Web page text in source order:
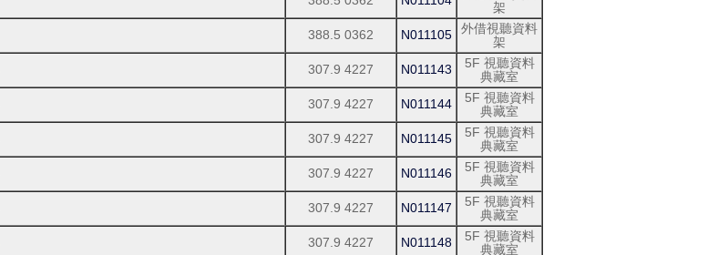
架
388.5 0362 N011105
外借視聽資料
架
307.9 4227 N011143
5F 視聽資料
典藏室
307.9 4227 N011144
5F 視聽資料
典藏室
307.9 4227 N011145
5F 視聽資料
典藏室
307.9 4227 N011146
5F 視聽資料
典藏室
307.9 4227 N011147
5F 視聽資料
典藏室
307.9 4227 N011148
5F 視聽資料
典藏室